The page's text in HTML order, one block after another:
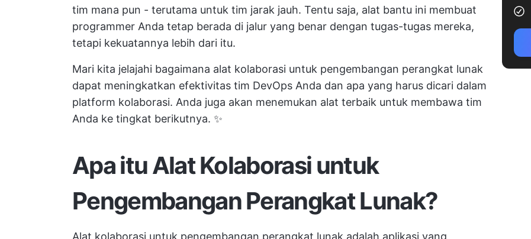
tim mana pun - terutama untuk tim jarak jauh. Tentu saja, alat bantu ini membuat
programmer Anda tetap berada di jalur yang benar dengan tugas-tugas mereka,
tetapi kekuatannya lebih dari itu.
Mari kita jelajahi bagaimana alat kolaborasi untuk pengembangan perangkat lunak
dapat meningkatkan efektivitas tim DevOps Anda dan apa yang harus dicari dalam
platform kolaborasi. Anda juga akan menemukan alat terbaik untuk membawa tim
Anda ke tingkat berikutnya. ✨
Apa itu Alat Kolaborasi untuk
Pengembangan Perangkat Lunak?
Alat kolaborasi untuk pengembangan perangkat lunak adalah aplikasi yang